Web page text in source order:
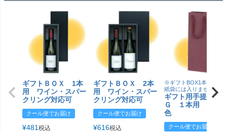
ギフトＢＯＸ 1本
用 ワイン・スパー
クリング対応可
クール便でお届け
¥481 税込
ギフトＢＯＸ 2本
用 ワイン・スパー
クリング対応可
クール便でお届け
¥616税込
※ギフトBOX1本用はこ
紙袋には入りません
ギフト用手提げＢ
Ｇ １本用 エン
色
クール便でお届け